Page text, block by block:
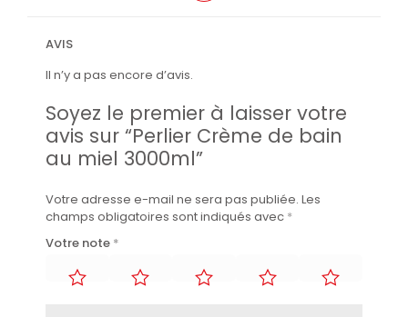
AVIS
Il n’y a pas encore d’avis.
Soyez le premier à laisser votre
avis sur “Perlier Crème de bain
au miel 3000ml”
Votre adresse e-mail ne sera pas publiée. Les
champs obligatoires sont indiqués avec *
Votre note *